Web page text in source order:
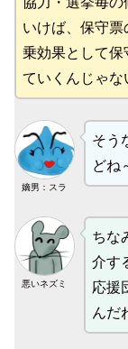
いけば、保守
乗効果として保
ていくんじゃな
嫡男：スラ
そう
どね
悪いネズミ
ちな
介す
応援
んだ